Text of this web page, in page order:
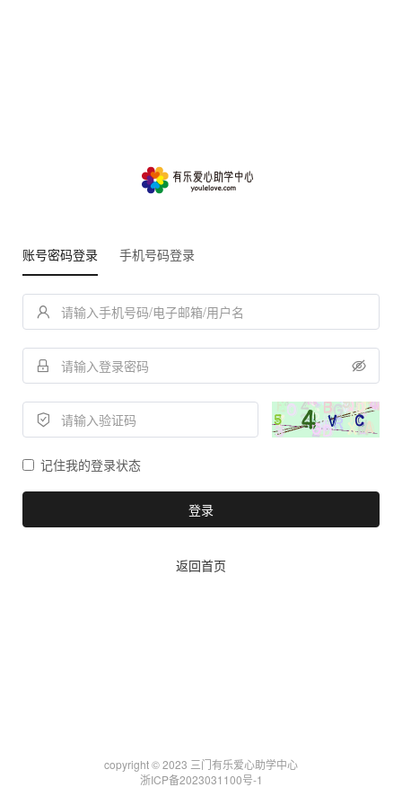
账号密码登录 手机号码登录
记住我的登录状态
登录
返回首页
copyright © 2023 三门有乐爱心助学中心
浙ICP备2023031100号-1